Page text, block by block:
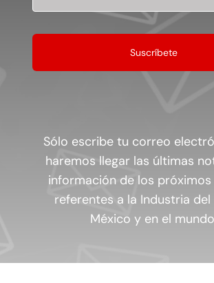
Sólo escribe tu correo
haremos llegar las últimas
información de los
referentes a la Industria del
México y en el